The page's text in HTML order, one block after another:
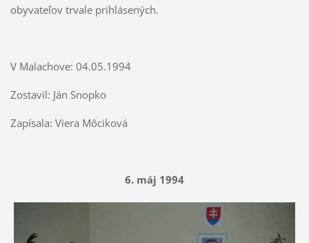
obyvateľov trvale prihlásených.
V Malachove: 04.05.1994
Zostavil: Ján Snopko
Zapísala: Viera Môciková
6. máj 1994